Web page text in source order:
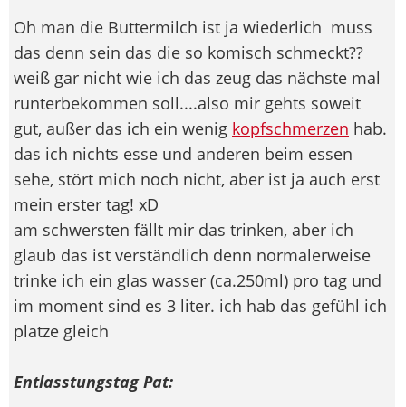
Oh man die Buttermilch ist ja wiederlich muss
das denn sein das die so komisch schmeckt??
weiß gar nicht wie ich das zeug das nächste mal
runterbekommen soll....also mir gehts soweit
gut, außer das ich ein wenig kopfschmerzen hab.
das ich nichts esse und anderen beim essen
sehe, stört mich noch nicht, aber ist ja auch erst
mein erster tag! xD
am schwersten fällt mir das trinken, aber ich
glaub das ist verständlich denn normalerweise
trinke ich ein glas wasser (ca.250ml) pro tag und
im moment sind es 3 liter. ich hab das gefühl ich
platze gleich
Entlasstungstag Pat: